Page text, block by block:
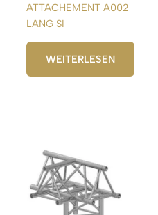
ATTACHEMENT A002
LANG SI
WEITERLESEN